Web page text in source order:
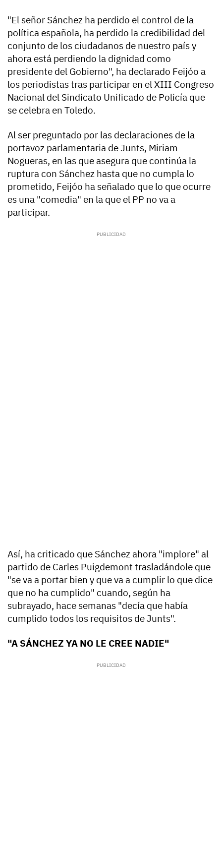
"El señor Sánchez ha perdido el control de la
política española, ha perdido la credibilidad del
conjunto de los ciudadanos de nuestro país y
ahora está perdiendo la dignidad como
presidente del Gobierno", ha declarado Feijóo a
los periodistas tras participar en el XIII Congreso
Nacional del Sindicato Unificado de Policía que
se celebra en Toledo.
Al ser preguntado por las declaraciones de la
portavoz parlamentaria de Junts, Miriam
Nogueras, en las que asegura que continúa la
ruptura con Sánchez hasta que no cumpla lo
prometido, Feijóo ha señalado que lo que ocurre
es una "comedia" en la que el PP no va a
participar.
Así, ha criticado que Sánchez ahora "implore" al
partido de Carles Puigdemont trasladándole que
"se va a portar bien y que va a cumplir lo que dice
que no ha cumplido" cuando, según ha
subrayado, hace semanas "decía que había
cumplido todos los requisitos de Junts".
"A SÁNCHEZ YA NO LE CREE NADIE"